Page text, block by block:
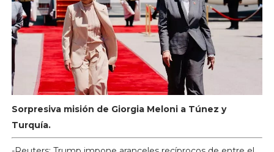
Sorpresiva misión de Giorgia Meloni a Túnez y
Turquía.